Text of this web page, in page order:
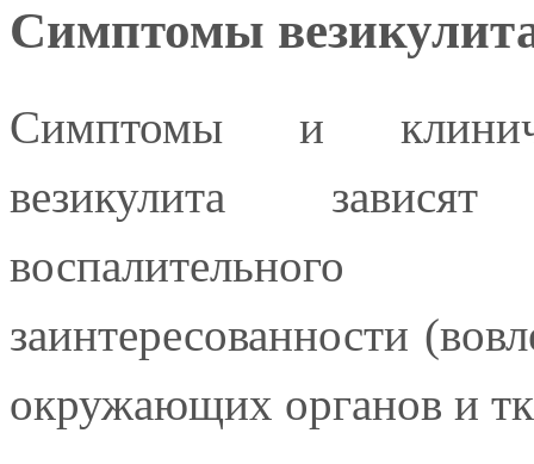
Симптомы
Симптомы и
везикулита
заинтересованности
окружающих органов и